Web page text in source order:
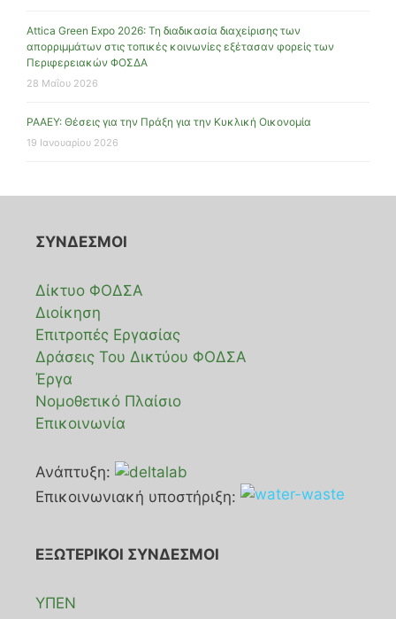
Attica Green Expo 2026: Τη διαδικασία διαχείρισης των
απορριμμάτων στις τοπικές κοινωνίες εξέτασαν φορείς των
Περιφερειακών ΦΟΣΔΑ
28 Μαΐου 2026
ΡΑΑΕΥ: Θέσεις για την Πράξη για την Κυκλική Οικονομία
19 Ιανουαρίου 2026
ΣΥΝΔΕΣΜΟΙ
Δίκτυο ΦΟΔΣΑ
Διοίκηση
Επιτροπές Εργασίας
Δράσεις Του Δικτύου ΦΟΔΣΑ
Έργα
Νομοθετικό Πλαίσιο
Επικοινωνία
Ανάπτυξη:
Επικοινωνιακή υποστήριξη:
ΕΞΩΤΕΡΙΚΟΙ ΣΥΝΔΕΣΜΟΙ
ΥΠΕΝ